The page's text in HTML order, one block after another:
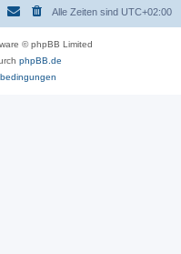
Alle Zeiten sind UTC+02:00
© phpBB Limited
phpBB.de